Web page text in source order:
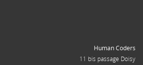
Human Coders
11 bis passage Doisy